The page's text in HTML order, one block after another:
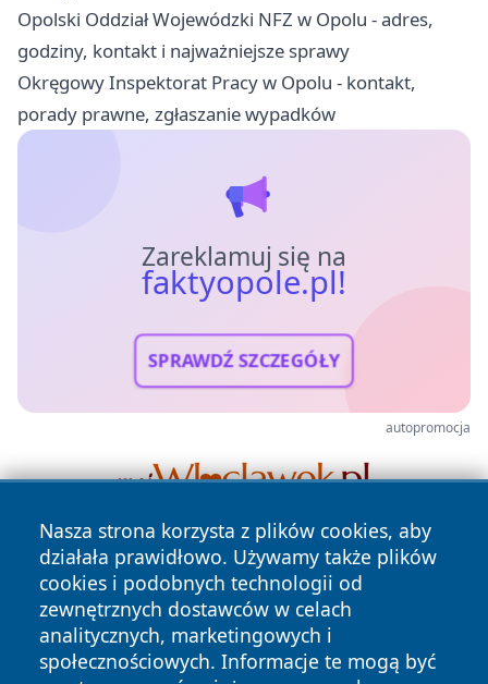
Opolski Oddział Wojewódzki NFZ w Opolu - adres,
godziny, kontakt i najważniejsze sprawy
Okręgowy Inspektorat Pracy w Opolu - kontakt,
porady prawne, zgłaszanie wypadków
Zareklamuj się na
faktyopole.pl!
SPRAWDŹ SZCZEGÓŁY
autopromocja
Nasza strona korzysta z plików cookies, aby
działała prawidłowo. Używamy także plików
cookies i podobnych technologii od
zewnętrznych dostawców w celach
analitycznych, marketingowych i
społecznościowych. Informacje te mogą być